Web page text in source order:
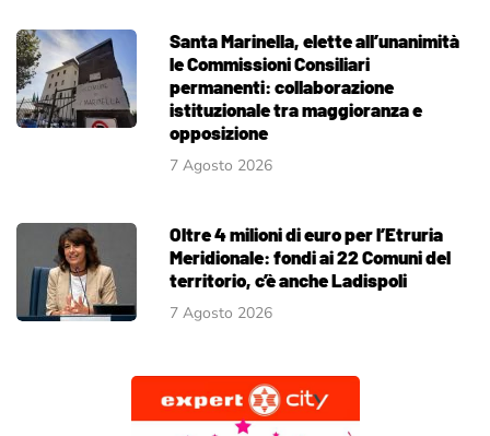
Santa Marinella, elette all’unanimità
le Commissioni Consiliari
permanenti: collaborazione
istituzionale tra maggioranza e
opposizione
7 Agosto 2026
Oltre 4 milioni di euro per l’Etruria
Meridionale: fondi ai 22 Comuni del
territorio, c’è anche Ladispoli
7 Agosto 2026